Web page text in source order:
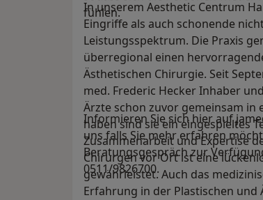
fühlen.
In unserem Aesthetic Centrum
Eingriffe als auch schonende
Leistungsspektrum. Die Praxis
überregional einen
Ästhetischen Chirurgie. Seit
med. Frederic Hecker Inhaber
Ärzte schon zuvor gemeinsam
haben sind sie ein eingespieltes
Zusammenarbeit und Expertise
Chirurgen vor Ort ist eine
gewährleistet. Auch das
Erfahrung in der Plastischen
Informieren Sie sich hier auf
uns falls Sie mehr erfahren
Beratungsgespräch zur
0511/9826700.